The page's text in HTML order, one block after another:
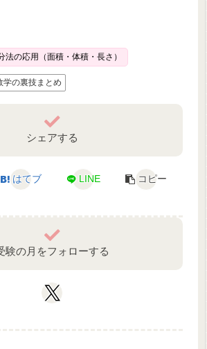
の応用（面積・体積・長さ）
学の裏技まとめ
シェアする
はてブ LINE コピー
験の月をフォローする